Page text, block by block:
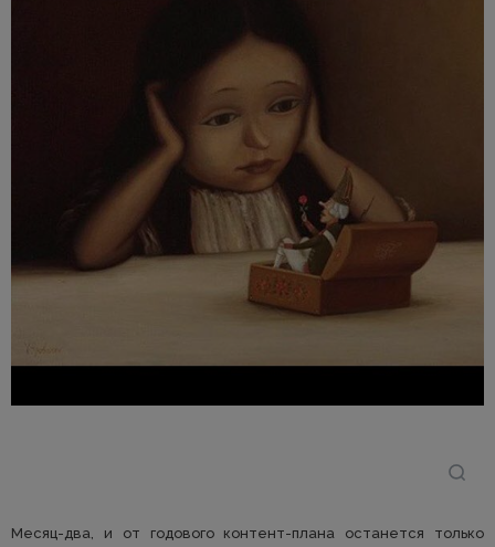
Месяц-два, и от годового контент-плана останется только